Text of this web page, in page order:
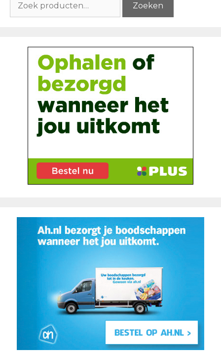
naar:
Zoeken